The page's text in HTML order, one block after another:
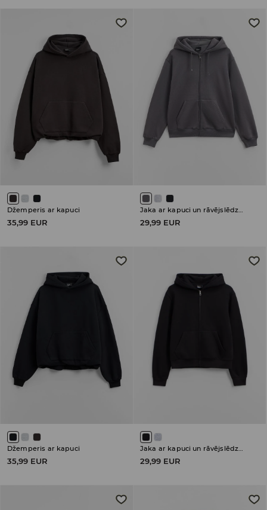
Džemperis ar kapuci
35,99 EUR
Jaka ar kapuci un rāvējslēdzēja aizdari
29,99 EUR
Džemperis ar kapuci
35,99 EUR 29,99 EUR